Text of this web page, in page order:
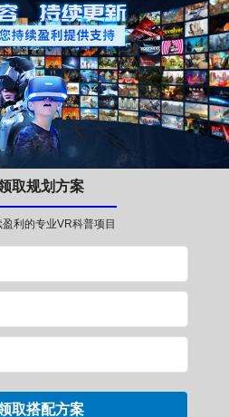
取规划方案
利的专业VR科普项目